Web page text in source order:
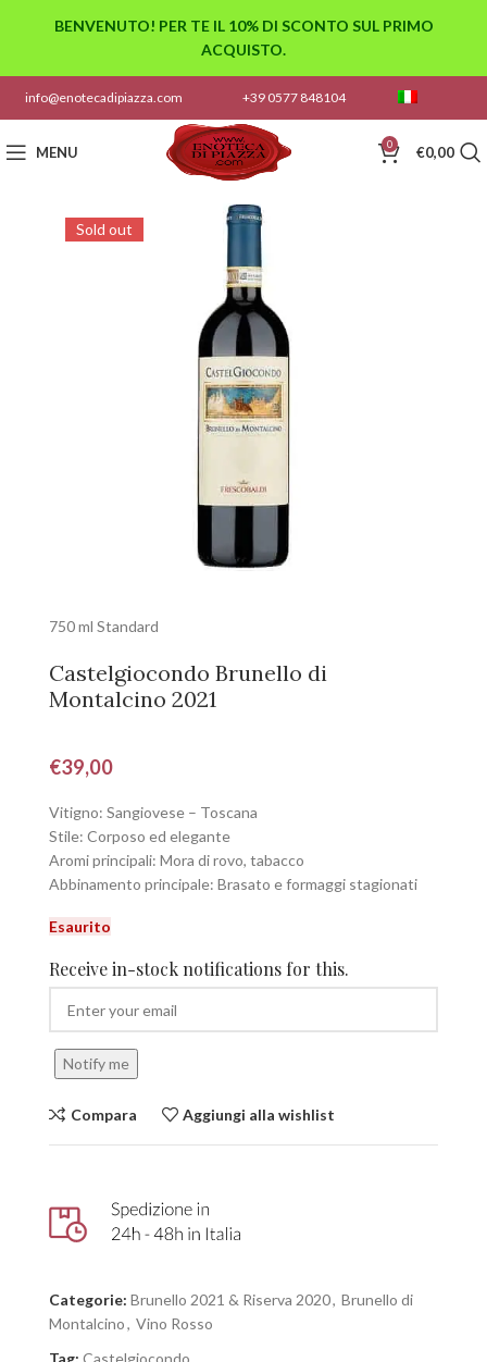
info@enotecadipiazza.com +39 0577 848104
MENU 0 €0,00
Sold out
750 ml Standard
Castelgiocondo Brunello di
Montalcino 2021
€39,00
Vitigno: Sangiovese – Toscana
Stile: Corposo ed elegante
Aromi principali: Mora di rovo, tabacco
Abbinamento principale: Brasato e formaggi stagionati
Esaurito
Receive in-stock notifications for this.
Notify me
Compara Aggiungi alla wishlist
Categorie: Brunello 2021 & Riserva 2020, Brunello di
Montalcino, Vino Rosso
BENVENUTO! PER TE IL 10% DI SCONTO SUL PRIMO
ACQUISTO.